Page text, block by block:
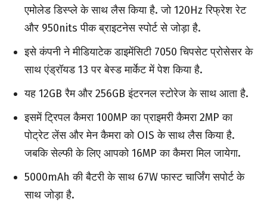
एमोलेड डिस्प्ले के साथ लैस किया है. जो 120Hz रिफ्रेश रेट
और 950nits पीक ब्राइटनेस स्पोर्ट से जोड़ा है.
इसे कंपनी ने मीडियाटेक डाइमेंसिटी 7050 चिपसेट प्रोसेसर के
साथ एंड्रॉयड 13 पर बेस्ड मार्केट में पेश किया है.
यह 12GB रैम और 256GB इंटरनल स्टोरेज के साथ आता है.
इसमें ट्रिपल कैमरा 100MP का प्राइमरी कैमरा 2MP का
पोट्रेट लेंस और मेन कैमरा को OIS के साथ लैस किया है.
जबकि सेल्फी के लिए आपको 16MP का कैमरा मिल जायेगा.
5000mAh की बैटरी के साथ 67W फास्ट चार्जिंग सपोर्ट के
साथ जोड़ा है.